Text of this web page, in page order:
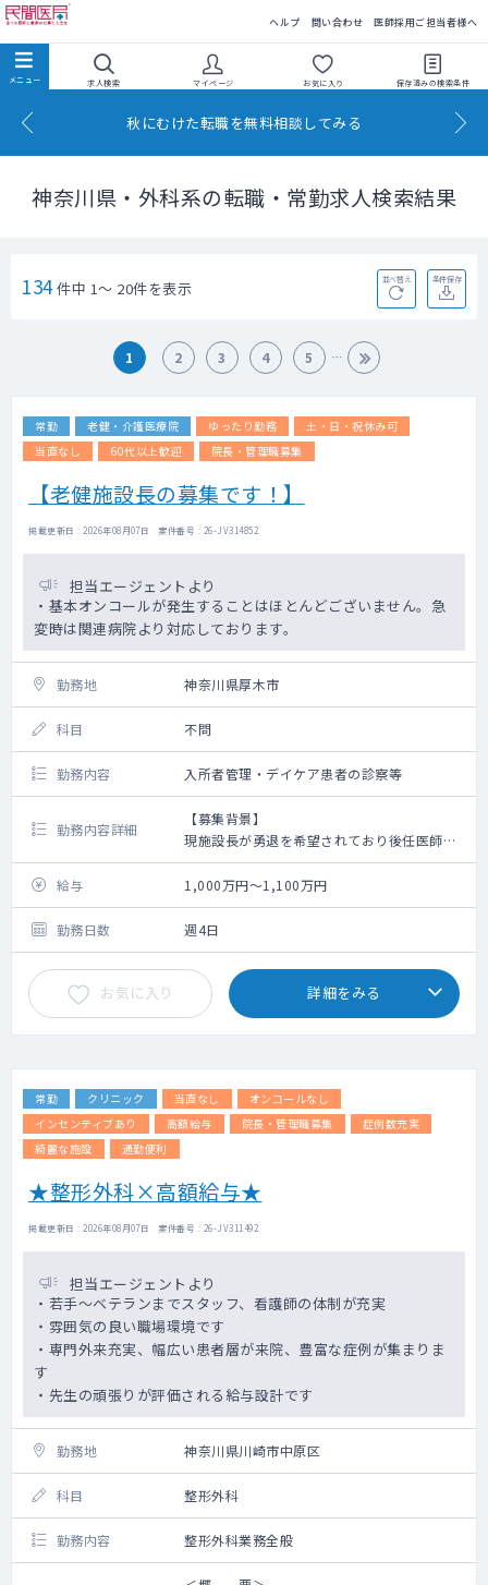
ヘルプ 問い合わせ 医師採用ご担当者様へ
求人検索 マイページ お気に入り 保存済みの検索条件
秋にむけた転職を無料相談してみる
神奈川県・外科系の転職・常勤求人検索結果
134件中 1～ 20件を表示 並べ替え 条件保存
1 2 3 4 5
常勤 老健・介護医療院 ゆったり勤務
土・日・祝休み可
当直なし
60代以上歓迎 院長・管理職募集
【老健施設長の募集です！】
掲載更新日 : 2026年08月07日 案件番号 : 26-JV314852
担当エージェントより
・基本オンコールが発生することはほとんどございません。急
変時は関連病院より対応しております。
勤務地 神奈川県厚木市
科目 不問
勤務内容 入所者管理・デイケア患者の診察等
勤務内容詳細
【募集背景】
現施設長が勇退を希望されており後任医師を
募集
【勤務内容】
・入所者定員100名（一般棟60名・認知症専
門棟40名）の管理 ※現在92～93名程の稼働
・通所定員20名の診察 ※現在平均12名程
・看取りは翌朝対応となりますので、お休み
時や夜間などは関連病院の医師で対応できる
範囲は対応しております。
給与 1,000万円～1,100万円
勤務日数 週4日
お気に入り 詳細をみる
常勤 クリニック 当直なし
オンコールなし
インセンティブあり
高額給与 院長・管理職募集
症例数充実
綺麗な施設
通勤便利
★整形外科×高額給与★
掲載更新日 : 2026年08月07日 案件番号 : 26-JV311492
担当エージェントより
・若手～ベテランまでスタッフ、看護師の体制が充実
・雰囲気の良い職場環境です
・専門外来充実、幅広い患者層が来院、豊富な症例が集まりま
す
・先生の頑張りが評価される給与設計です
勤務地 神奈川県川崎市中原区
科目 整形外科
勤務内容 整形外科業務全般